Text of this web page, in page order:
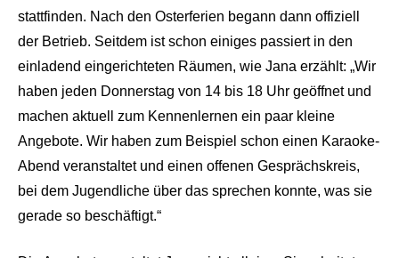
stattfinden. Nach den Osterferien begann dann offiziell
der Betrieb. Seitdem ist schon einiges passiert in den
einladend eingerichteten Räumen, wie Jana erzählt: „Wir
haben jeden Donnerstag von 14 bis 18 Uhr geöffnet und
machen aktuell zum Kennenlernen ein paar kleine
Angebote. Wir haben zum Beispiel schon einen Karaoke-
Abend veranstaltet und einen offenen Gesprächskreis,
bei dem Jugendliche über das sprechen konnte, was sie
gerade so beschäftigt.“